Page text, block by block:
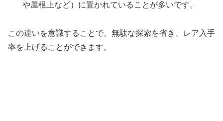
や屋根上など）に置かれていることが多いです。
この違いを意識することで、無駄な探索を省き、レア入手
率を上げることができます。